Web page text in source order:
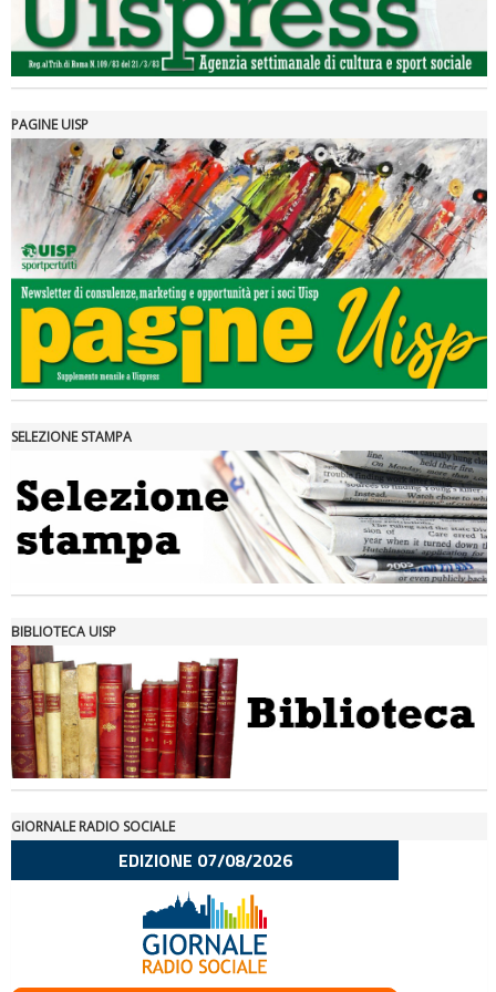
Tiziano Pesce a Radio InBlu2000 traccia il bilancio della stagione
Ddl Lobby, Uisp: “Il Parlamento valorizzi le nostre specificità"
La formazione Uisp rallenta ma prosegue anche in estate
PAGINE UISP
SELEZIONE STAMPA
BIBLIOTECA UISP
GIORNALE RADIO SOCIALE